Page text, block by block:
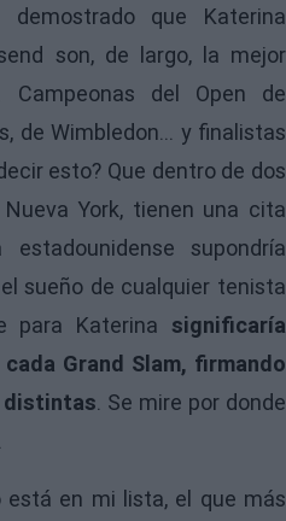
que Katerina
son, de largo, la mejor
del Open de
de Wimbledon… y finalistas
esto? Que dentro de dos
York, tienen una cita
supondría
sueño de cualquier tenista
para Katerina significaría
Grand Slam, firmando
distintas. Se mire por donde
en mi lista, el que más